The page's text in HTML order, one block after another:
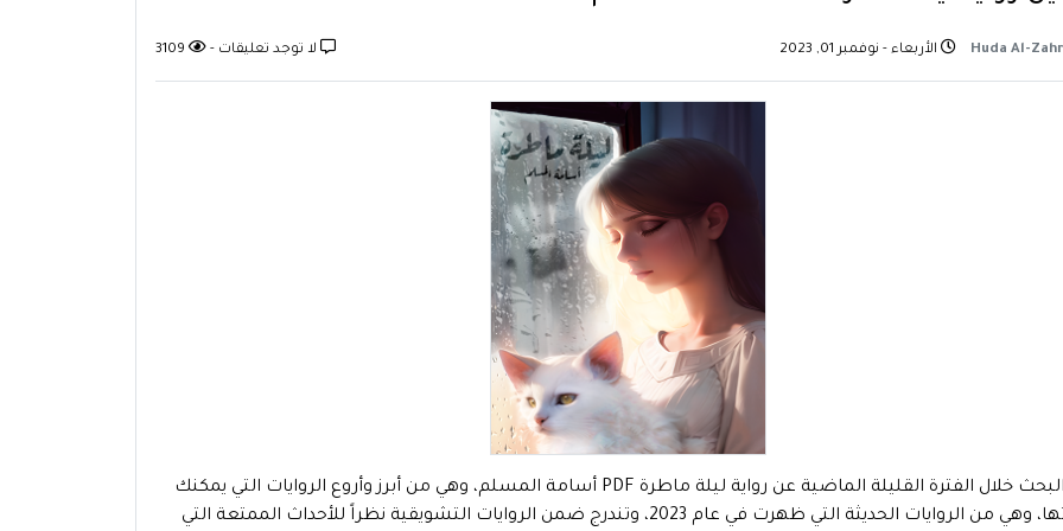
الأربعاء - نوفمبر 01, 2023 لا توجد تعليقات -
تكرر البحث خلال الفترة القليلة الماضية عن رواية ليلة ماطرة PDF أسامة المسلم، وهي من أبرز وأروع الروايات التي يمكنك
قراءتها، وهي من الروايات الحديثة التي ظهرت في عام 2023، وتندرج ضمن الروايات التشويقية نظراً للأحداث الممتعة التي